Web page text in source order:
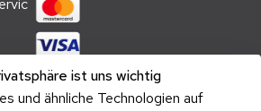
ist uns wichtig
und ähnliche Technologien auf